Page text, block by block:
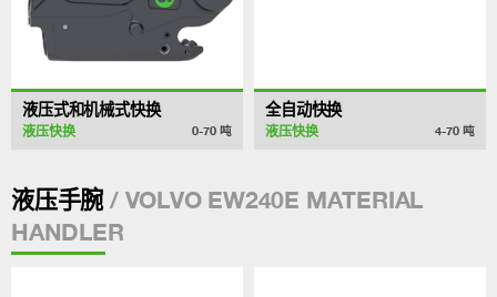
液压式和机械式快换
液压快换 0-70 吨
全自动快换
液压快换 4-70 吨
液压手腕/ VOLVO EW240E MATERIAL
HANDLER